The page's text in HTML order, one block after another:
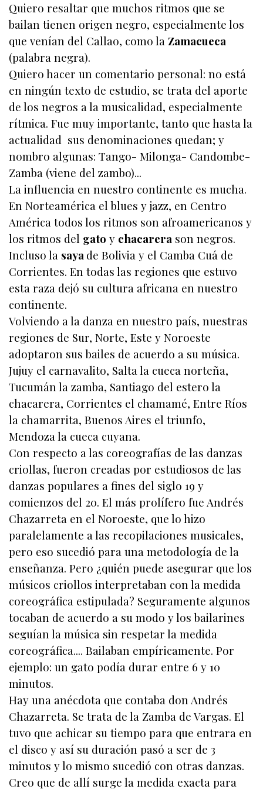
Quiero resaltar que muchos ritmos que se
bailan tienen origen negro, especialmente los
que venían del Callao, como la Zamacueca
(palabra negra).
Quiero hacer un comentario personal: no está
en ningún texto de estudio, se trata del aporte
de los negros a la musicalidad, especialmente
rítmica. Fue muy importante, tanto que hasta la
actualidad sus denominaciones quedan; y
nombro algunas: Tango- Milonga- Candombe-
Zamba (viene del zambo)...
La influencia en nuestro continente es mucha.
En Norteamérica el blues y jazz, en Centro
América todos los ritmos son afroamericanos y
los ritmos del gato y chacarera son negros.
Incluso la saya de Bolivia y el Camba Cuá de
Corrientes. En todas las regiones que estuvo
esta raza dejó su cultura africana en nuestro
continente.
Volviendo a la danza en nuestro país, nuestras
regiones de Sur, Norte, Este y Noroeste
adoptaron sus bailes de acuerdo a su música.
Jujuy el carnavalito, Salta la cueca norteña,
Tucumán la zamba, Santiago del estero la
chacarera, Corrientes el chamamé, Entre Ríos
la chamarrita, Buenos Aires el triunfo,
Mendoza la cueca cuyana.
Con respecto a las coreografías de las danzas
criollas, fueron creadas por estudiosos de las
danzas populares a fines del siglo 19 y
comienzos del 20. El más prolífero fue Andrés
Chazarreta en el Noroeste, que lo hizo
paralelamente a las recopilaciones musicales,
pero eso sucedió para una metodología de la
enseñanza. Pero ¿quién puede asegurar que los
músicos criollos interpretaban con la medida
coreográfica estipulada? Seguramente algunos
tocaban de acuerdo a su modo y los bailarines
seguían la música sin respetar la medida
coreográfica.... Bailaban empíricamente. Por
ejemplo: un gato podía durar entre 6 y 10
minutos.
Hay una anécdota que contaba don Andrés
Chazarreta. Se trata de la Zamba de Vargas. El
tuvo que achicar su tiempo para que entrara en
el disco y así su duración pasó a ser de 3
minutos y lo mismo sucedió con otras danzas.
Creo que de allí surge la medida exacta para